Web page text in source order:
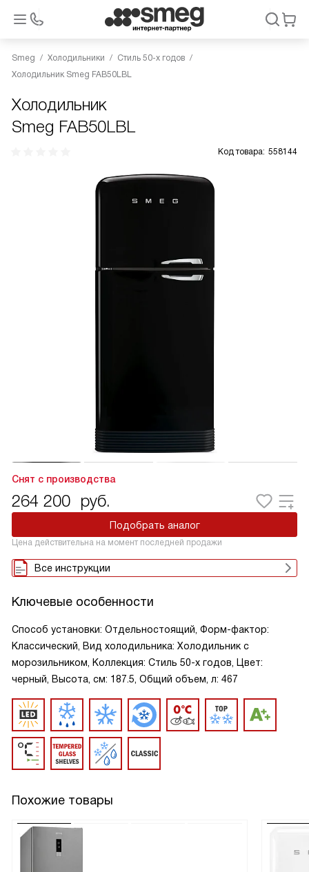
Smeg Холодильники
Стиль 50-х годов
Холодильник Smeg FAB50LBL
Холодильник
Smeg FAB50LBL
Код товара: 558144
Снят с производства
264 200 руб.
Подобрать аналог
Цена действительна на момент последней продажи
Все инструкции
Ключевые особенности
Способ установки: Отдельностоящий, Форм-фактор:
Классический, Вид холодильника: Холодильник с
морозильником, Коллекция: Стиль 50-х годов, Цвет:
черный, Высота, см: 187.5, Общий объем, л: 467
Похожие товары